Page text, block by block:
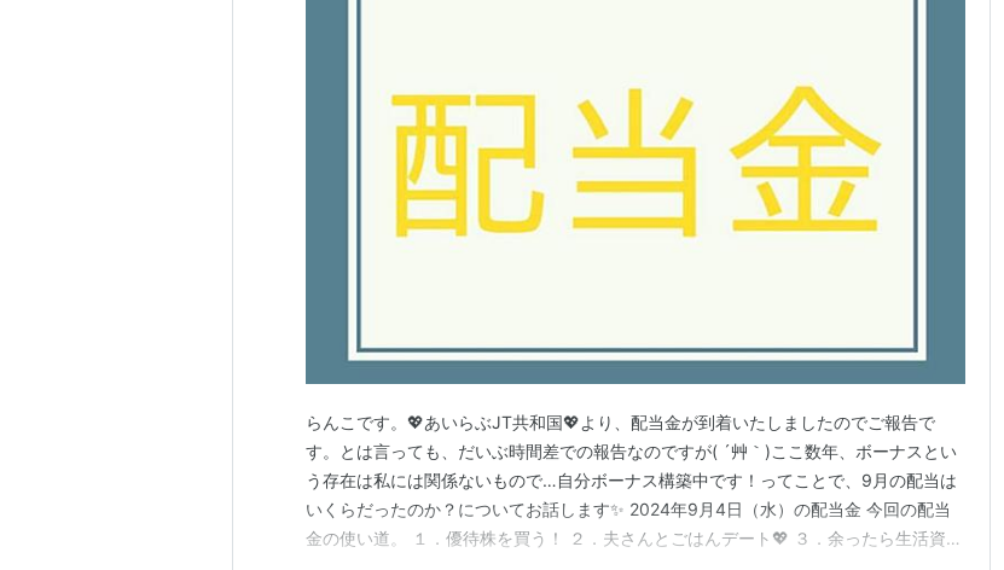
らんこです。💖あいらぶJT共和国💖より、配当金が到着いたしましたのでご報告で
す。とは言っても、だいぶ時間差での報告なのですが( ´艸｀)ここ数年、ボーナスとい
う存在は私には関係ないもので…自分ボーナス構築中です！ってことで、9月の配当は
いくらだったのか？についてお話します✨ 2024年9月4日（水）の配当金 今回の配当
金の使い道。 １．優待株を買う！ ２．夫さんとごはんデート💖 ３．余ったら生活資金